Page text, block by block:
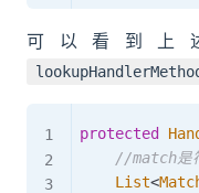
可以看到上
protected
//match是
List<